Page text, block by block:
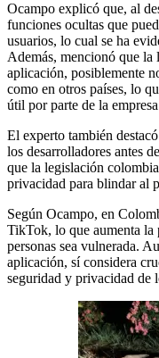
Ocampo explicó que, al
funciones ocultas que
usuarios, lo cual se ha
Además, mencionó que la
aplicación, posiblemente
como en otros países, lo
útil por parte de la
El experto también
los desarrolladores antes
que la legislación
privacidad para blindar al
Según Ocampo, en
TikTok, lo que aumenta la
personas sea vulnerada.
aplicación, sí considera
seguridad y privacidad de